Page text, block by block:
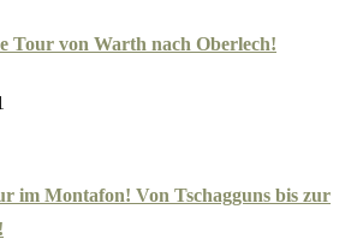
Tour von Warth nach Oberlech!
im Montafon! Von Tschagguns bis zur